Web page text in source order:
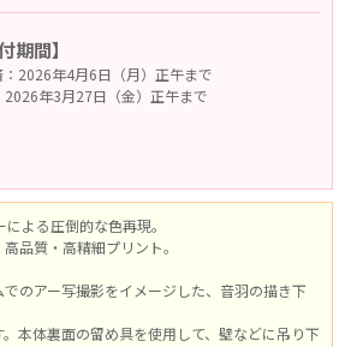
期間】
2026年4月6日（月）正午まで
年3月27日（金）正午まで
よる圧倒的な色再現。
品質・高精細プリント。
のアー写撮影をイメージした、音羽の描き下
本体裏面の留め具を使用して、壁などに吊り下